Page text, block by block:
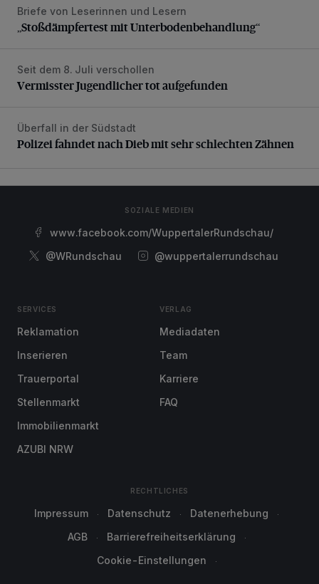
„Stoßdämpfertest mit Unterbodenbehandlung“
Briefe von Leserinnen und Lesern
„Stoßdämpfertest mit Unterbodenbehandlung“
Vermisster Jugendlicher tot aufgefunden
Seit dem 8. Juli verschollen
Vermisster Jugendlicher tot aufgefunden
Polizei fahndet nach Dieb mit sehr schlechten Zähnen
Überfall in der Südstadt
Polizei fahndet nach Dieb mit sehr schlechten Zähnen
SOZIALE MEDIEN
www.facebook.com/WuppertalerRundschau/
@WRundschau
@wuppertalerrundschau
SERVICES
Reklamation
Inserieren
Trauerportal
Stellenmarkt
Immobilienmarkt
AZUBI NRW
VERLAG
Mediadaten
Team
Karriere
FAQ
RECHTLICHES
Impressum Datenschutz
Datenerhebung
AGB
Barrierefreiheitserklärung
Cookie-Einstellungen